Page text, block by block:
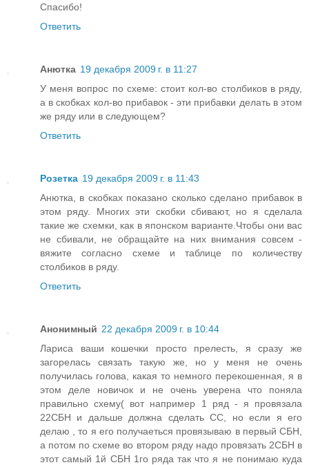
Спасибо!
Ответить
Анютка 19 декабря 2009 г. в 11:27
У меня вопрос по схеме: стоит кол-во столбиков в ряду,
а в скобках кол-во прибавок - эти прибавки делать в этом
же ряду или в следующем?
Ответить
Розетка 19 декабря 2009 г. в 11:43
Анютка, в скобках показано сколько сделано прибавок в
этом ряду. Многих эти скобки сбивают, но я сделала
такие же схемки, как в японском варианте.Чтобы они вас
не сбивали, не обращайте на них внимания совсем -
вяжите согласно схеме и таблице по количеству
столбиков в ряду.
Ответить
Анонимный 22 декабря 2009 г. в 10:44
Лариса ваши кошечки просто прелесть, я сразу же
загорелась связать такую же, но у меня не очень
получилась голова, какая то немного перекошенная, я в
этом деле новичок и не очень уверена что поняла
правильно схему( вот например 1 ряд - я провязала
22СБН и дальше должна сделать СС, но если я его
делаю , то я его получаеться провязываю в первый СБН,
а потом по схеме во втором ряду надо провязать 2СБН в
этот самый 1й СБН 1го ряда так что я не понимаю куда